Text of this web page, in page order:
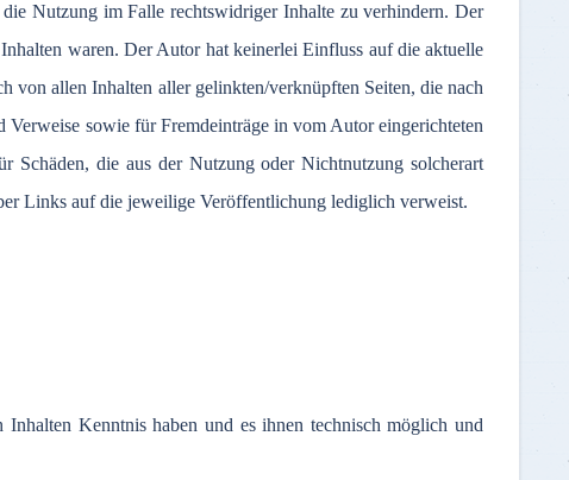
die Nutzung im Falle rechtswidriger Inhalte zu verhindern.Der
Inhalten waren. Der Autorhat keinerlei Einfluss aufdieaktuelle
vonallen Inhalten aller gelinkten/verknüpften Seiten, dienach
Verweise sowie für Fremdeinträgein vom Autor eingerichteten
Schäden, die aus der Nutzung oder Nichtnutzung solcherart
Links aufdie jeweilige Veröffentlichung lediglich verweist.
Kenntnis haben und es ihnen technisch möglich und